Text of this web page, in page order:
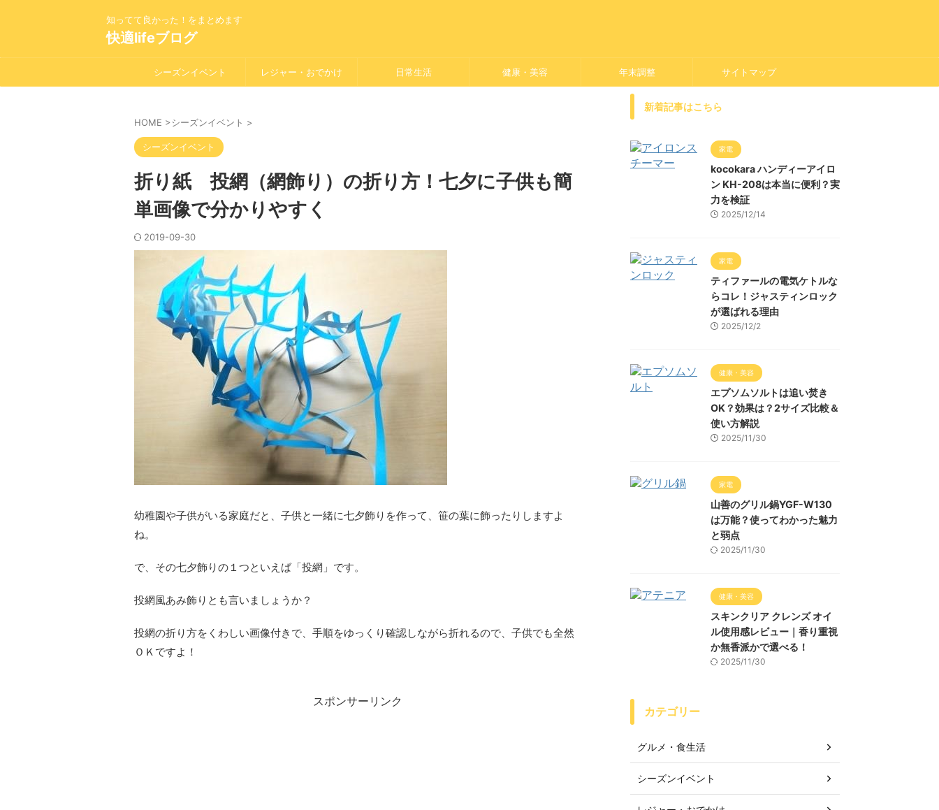
知ってて良かった！をまとめます
快適lifeブログ
シーズンイベント レジャー・おでかけ 日常生活 健康・美容 年末調整 サイトマップ
HOME >シーズンイベント >
シーズンイベント
折り紙 投網（網飾り）の折り方！七夕に子供も簡
単画像で分かりやすく
2019-09-30
幼稚園や子供がいる家庭だと、子供と一緒に七夕飾りを作って、笹の葉に飾ったりしますよ
ね。
で、その七夕飾りの１つといえば「投網」です。
投網風あみ飾りとも言いましょうか？
投網の折り方をくわしい画像付きで、手順をゆっくり確認しながら折れるので、子供でも全然
ＯＫですよ！
スポンサーリンク
新着記事はこちら
家電
kocokara ハンディーアイロ
ン KH-208は本当に便利？実
力を検証
2025/12/14
家電
ティファールの電気ケトルな
らコレ！ジャスティンロック
が選ばれる理由
2025/12/2
健康・美容
エプソムソルトは追い焚き
OK？効果は？2サイズ比較＆
使い方解説
2025/11/30
家電
山善のグリル鍋YGF-W130
は万能？使ってわかった魅力
と弱点
2025/11/30
健康・美容
スキンクリア クレンズ オイ
ル使用感レビュー｜香り重視
か無香派かで選べる！
2025/11/30
カテゴリー
グルメ・食生活
シーズンイベント